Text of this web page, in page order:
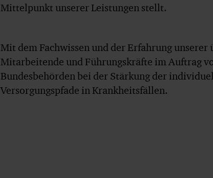
Mittelpunkt unserer Leistungen stellt.
Mit dem Fachwissen und der Erfahrung
Mitarbeitende und Führungskräfte im Auftrag
Bundesbehörden bei der Stärkung der
Versorgungspfade in Krankheitsfällen.